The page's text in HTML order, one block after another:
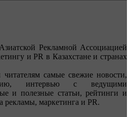
Рекламной Ассоциацией
и PR в Казахстане и странах
самые свежие новости,
интервью с ведущими
и полезные статьи, рейтинги и
рекламы, маркетинга и PR.